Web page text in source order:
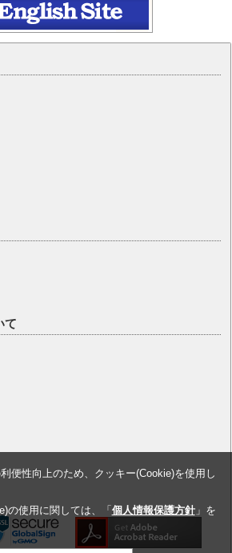
て
便性向上のため、クッキー(Cookie)を使用し
の使用に関しては、「 個人情報保護方針」を